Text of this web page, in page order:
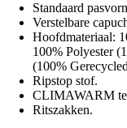
Standaard
Verstelbare
Hoofdmateriaal:
100% Polyester
(100%
Ripstop stof.
CLIMAWARM
Ritszakken.